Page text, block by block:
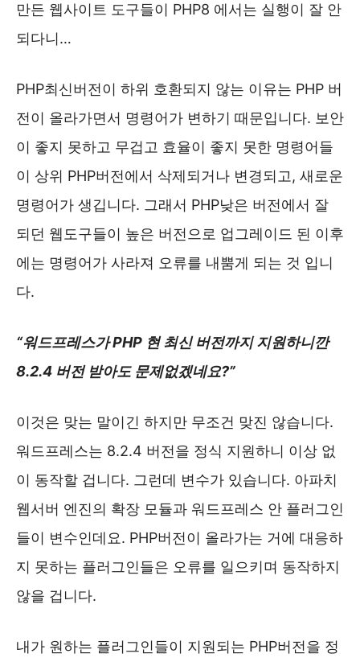
만든 웹사이트 도구들이 PHP8 에서는 실행이 잘 안
되다니…
PHP최신버전이 하위 호환되지 않는 이유는 PHP 버
전이 올라가면서 명령어가 변하기 때문입니다. 보안
이 좋지 못하고 무겁고 효율이 좋지 못한 명령어들
이 상위 PHP버전에서 삭제되거나 변경되고, 새로운
명령어가 생깁니다. 그래서 PHP낮은 버전에서 잘
되던 웹도구들이 높은 버전으로 업그레이드 된 이후
에는 명령어가 사라져 오류를 내뿜게 되는 것 입니
다.
“워드프레스가 PHP 현 최신 버전까지 지원하니깐
8.2.4 버전 받아도 문제없겠네요?”
이것은 맞는 말이긴 하지만 무조건 맞진 않습니다.
워드프레스는 8.2.4 버전을 정식 지원하니 이상 없
이 동작할 겁니다. 그런데 변수가 있습니다. 아파치
웹서버 엔진의 확장 모듈과 워드프레스 안 플러그인
들이 변수인데요. PHP버전이 올라가는 거에 대응하
지 못하는 플러그인들은 오류를 일으키며 동작하지
않을 겁니다.
내가 원하는 플러그인들이 지원되는 PHP버전을 정